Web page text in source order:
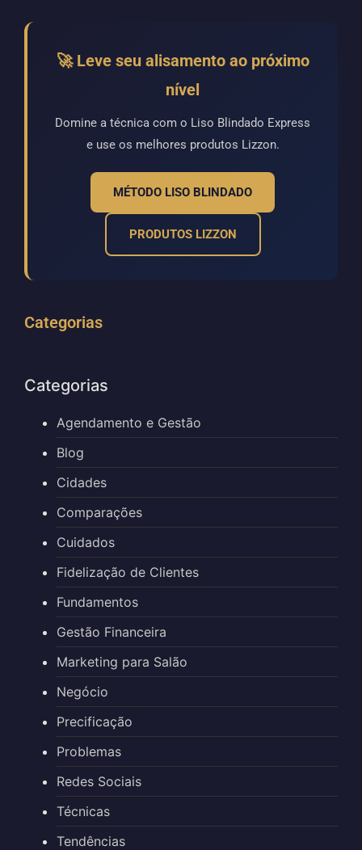
🚀 Leve seu alisamento ao próximo
nível
Domine a técnica com o Liso Blindado Express
e use os melhores produtos Lizzon.
MÉTODO LISO BLINDADO
PRODUTOS LIZZON
Categorias
Categorias
Agendamento e Gestão
Blog
Cidades
Comparações
Cuidados
Fidelização de Clientes
Fundamentos
Gestão Financeira
Marketing para Salão
Negócio
Precificação
Problemas
Redes Sociais
Técnicas
Tendências